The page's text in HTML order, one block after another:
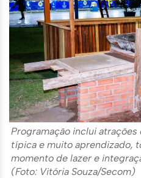
Programação inclui
típica e muito aprendizado,
momento de lazer e
(Foto: Vitória Souza/Secom)